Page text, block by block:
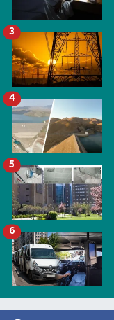
3
4
5
6